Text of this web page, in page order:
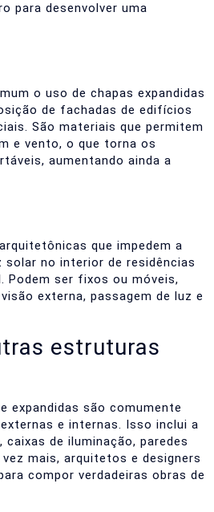
para desenvolver uma
o uso de chapas expandidas
de fachadas de edifícios
São materiais que permitem
e vento, o que torna os
aumentando ainda a
que impedem a
solar no interior de residências
Podem ser fixos ou móveis,
externa, passagem de luz e
estruturas
expandidas são comumente
e internas. Isso inclui a
caixas de iluminação, paredes
mais, arquitetos e designers
compor verdadeiras obras de